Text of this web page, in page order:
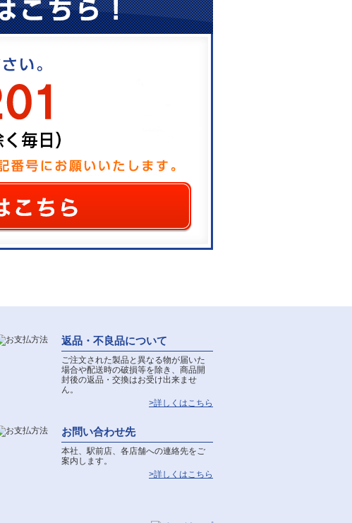
返品・不良品について
ご注文された製品と異なる物が届いた
場合や配送時の破損等を除き、商品開
封後の返品・交換はお受け出来ませ
ん。
>詳しくはこちら
お問い合わせ先
本社、駅前店、各店舗への連絡先をご
案内します。
>詳しくはこちら